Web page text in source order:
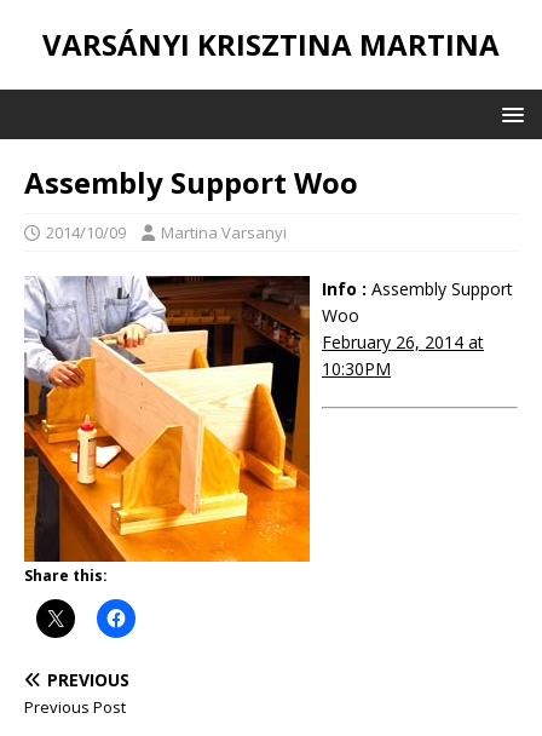
VARSÁNYI KRISZTINA MARTINA
Assembly Support Woo
2014/10/09 Martina Varsanyi
Info : Assembly Support
Woo
February 26, 2014 at
10:30PM
Share this:
PREVIOUS
Previous Post